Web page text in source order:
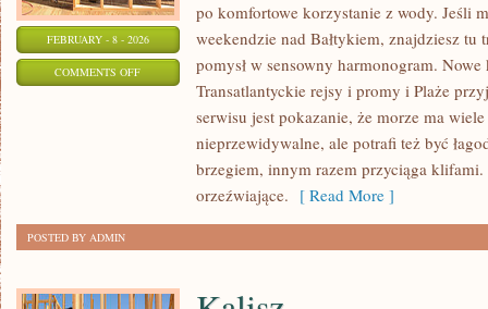
FEBRUARY - 8 - 2026
COMMENTS OFFON
po komfortowe korzystanie z wody. Jeśli
weekendzie nad Bałtykiem, znajdziesz
pomysł w sensowny harmonogram.
Transatlantyckie rejsy i promy i Plaże
serwisu jest pokazanie, że morze ma
nieprzewidywalne, ale potrafi też być
brzegiem, innym razem przyciąga
orzeźwiające. [ Read More ]
POSTED BY ADMIN